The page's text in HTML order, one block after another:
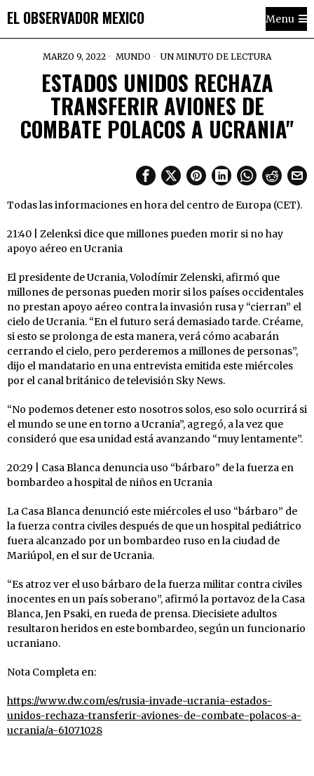
EL OBSERVADOR MEXICO Menu
MARZO 9, 2022 MUNDO UN MINUTO DE LECTURA
ESTADOS UNIDOS RECHAZA
TRANSFERIR AVIONES DE
COMBATE POLACOS A UCRANIA"
Todas las informaciones en hora del centro de Europa (CET).
21:40 | Zelenksi dice que millones pueden morir si no hay
apoyo aéreo en Ucrania
El presidente de Ucrania, Volodímir Zelenski, afirmó que
millones de personas pueden morir si los países occidentales
no prestan apoyo aéreo contra la invasión rusa y “cierran” el
cielo de Ucrania. “En el futuro será demasiado tarde. Créame,
si esto se prolonga de esta manera, verá cómo acabarán
cerrando el cielo, pero perderemos a millones de personas”,
dijo el mandatario en una entrevista emitida este miércoles
por el canal británico de televisión Sky News.
“No podemos detener esto nosotros solos, eso solo ocurrirá si
el mundo se une en torno a Ucrania”, agregó, a la vez que
consideró que esa unidad está avanzando “muy lentamente”.
20:29 | Casa Blanca denuncia uso “bárbaro” de la fuerza en
bombardeo a hospital de niños en Ucrania
La Casa Blanca denunció este miércoles el uso “bárbaro” de
la fuerza contra civiles después de que un hospital pediátrico
fuera alcanzado por un bombardeo ruso en la ciudad de
Mariúpol, en el sur de Ucrania.
“Es atroz ver el uso bárbaro de la fuerza militar contra civiles
inocentes en un país soberano”, afirmó la portavoz de la Casa
Blanca, Jen Psaki, en rueda de prensa. Diecisiete adultos
resultaron heridos en este bombardeo, según un funcionario
ucraniano.
Nota Completa en:
https://www.dw.com/es/rusia-invade-ucrania-estados-
unidos-rechaza-transferir-aviones-de-combate-polacos-a-
ucrania/a-61071028